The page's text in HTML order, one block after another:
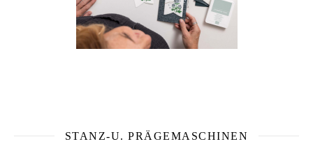
STANZ-U. PRÄGEMASCHINEN